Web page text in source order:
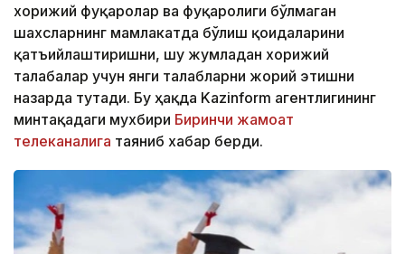
хорижий фуқаролар ва фуқаролиги бўлмаган
шахсларнинг мамлакатда бўлиш қоидаларини
қатъийлаштиришни, шу жумладан хорижий
талабалар учун янги талабларни жорий этишни
назарда тутади. Бу ҳақда Kazinform агентлигининг
минтақадаги мухбири Биринчи жамоат
телеканалига таяниб хабар берди.